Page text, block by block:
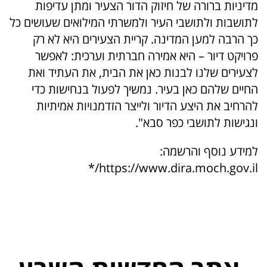
מדיניות ברורה של חיזוק הדור הצעיר ומתן עדיפות
לתושבות ולתושבי העיר ולמשרתי המילואים שעושים כל
כך הרבה למען המדינה. קריית הצעירים היא לא רק
פרויקט דיור – היא אמירה חברתית וערכית: לאפשר
לצעירים שלנו לבנות כאן את הבית, את העתיד ואת
החיים שלהם כאן בעיר. נמשיך לפעול בנחישות כדי
להרחיב את היצע הדיור ולייצר הזדמנויות אמיתיות
ונגישות לתושבי כפר סבא".
למידע נוסף והרשמה:
https://www.dira.moch.gov.il/
*